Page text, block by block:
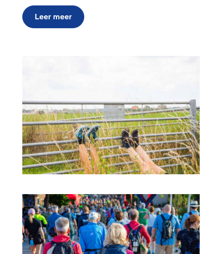
Leer meer